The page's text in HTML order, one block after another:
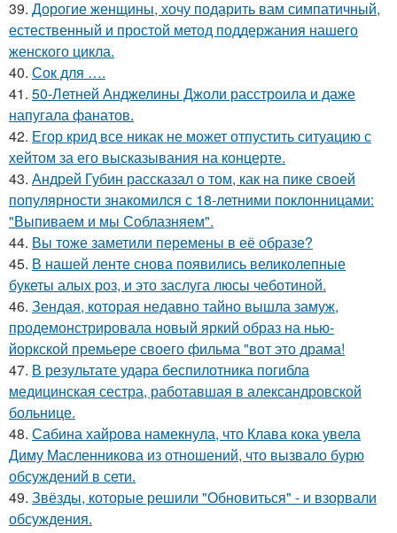
39. Дорогие женщины, хочу подарить вам симпатичный,
естественный и простой метод поддержания нашего
женского цикла.
40. Сок для ….
41. 50-Летней Анджелины Джоли расстроила и даже
напугала фанатов.
42. Егор крид все никак не может отпустить ситуацию с
хейтом за его высказывания на концерте.
43. Андрей Губин рассказал о том, как на пике своей
популярности знакомился с 18-летними поклонницами:
"Выпиваем и мы Соблазняем".
44. Вы тоже заметили перемены в её образе?
45. В нашей ленте снова появились великолепные
букеты алых роз, и это заслуга люсы чеботиной.
46. Зендая, которая недавно тайно вышла замуж,
продемонстрировала новый яркий образ на нью-
йоркской премьере своего фильма "вот это драма!
47. В результате удара беспилотника погибла
медицинская сестра, работавшая в александровской
больнице.
48. Сабина хайрова намекнула, что Клава кока увела
Диму Масленникова из отношений, что вызвало бурю
обсуждений в сети.
49. Звёзды, которые решили "Обновиться" - и взорвали
обсуждения.